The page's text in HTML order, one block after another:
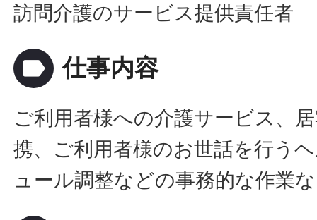
訪問介護のサービス提供責任者
label 仕事内容
ご利用者様への介護サービス、
携、ご利用者様のお世話を行う
ュール調整などの事務的な作業